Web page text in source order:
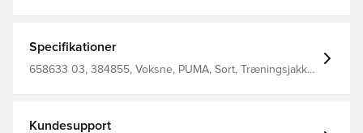
Specifikationer
658633 03, 384855, Voksne, PUMA, Sort, Træningsjakke,
Kundesupport